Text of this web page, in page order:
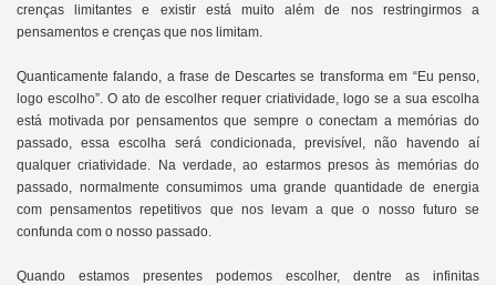
crenças limitantes e existir está muito além de nos restringirmos a
pensamentos e crenças que nos limitam.
Quanticamente falando, a frase de Descartes se transforma em “Eu penso,
logo escolho”. O ato de escolher requer criatividade, logo se a sua escolha
está motivada por pensamentos que sempre o conectam a memórias do
passado, essa escolha será condicionada, previsível, não havendo aí
qualquer criatividade. Na verdade, ao estarmos presos às memórias do
passado, normalmente consumimos uma grande quantidade de energia
com pensamentos repetitivos que nos levam a que o nosso futuro se
confunda com o nosso passado.
Quando estamos presentes podemos escolher, dentre as infinitas